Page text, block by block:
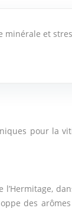
et
pour la
des